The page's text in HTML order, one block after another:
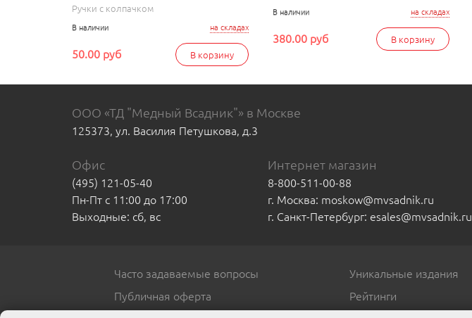
Ручки с колпачком
на складах
В наличии
В корзину
50.00 руб
на складах
В наличии
В корзину
380.00 руб
ООО «ТД "Медный Всадник"» в Москве
125373, ул. Василия Петушкова, д.3
Офис
(495) 121-05-40
Пн-Пт с 11:00 до 17:00
Выходные: сб, вс
Интернет магазин
8-800-511-00-88
г. Москва: moskow@mvsadnik.ru
г. Санкт-Петербург: esales@mvsadnik.ru
Часто задаваемые вопросы
Публичная оферта
Уникальные издания
Рейтинги